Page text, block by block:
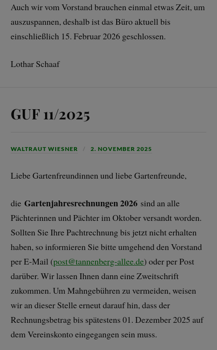
Auch wir vom Vorstand brauchen einmal etwas Zeit, um
auszuspannen, deshalb ist das Büro aktuell bis
einschließlich 15. Februar 2026 geschlossen.
Lothar Schaaf
GUF 11/2025
WALTRAUT WIESNER 2. NOVEMBER 2025
Liebe Gartenfreundinnen und liebe Gartenfreunde,
dieGartenjahresrechnungen 2026 sind an alle
Pächterinnen und Pächter im Oktober versandt worden.
Sollten Sie Ihre Pachtrechnung bis jetzt nicht erhalten
haben, so informieren Sie bitte umgehend den Vorstand
per E-Mail (post@tannenberg-allee.de) oder per Post
darüber. Wir lassen Ihnen dann eine Zweitschrift
zukommen. Um Mahngebühren zu vermeiden, weisen
wir an dieser Stelle erneut darauf hin, dass der
Rechnungsbetrag bis spätestens 01. Dezember 2025 auf
dem Vereinskonto eingegangen sein muss.